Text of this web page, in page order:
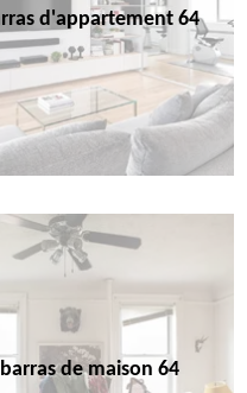
d'appartement 64
de maison 64